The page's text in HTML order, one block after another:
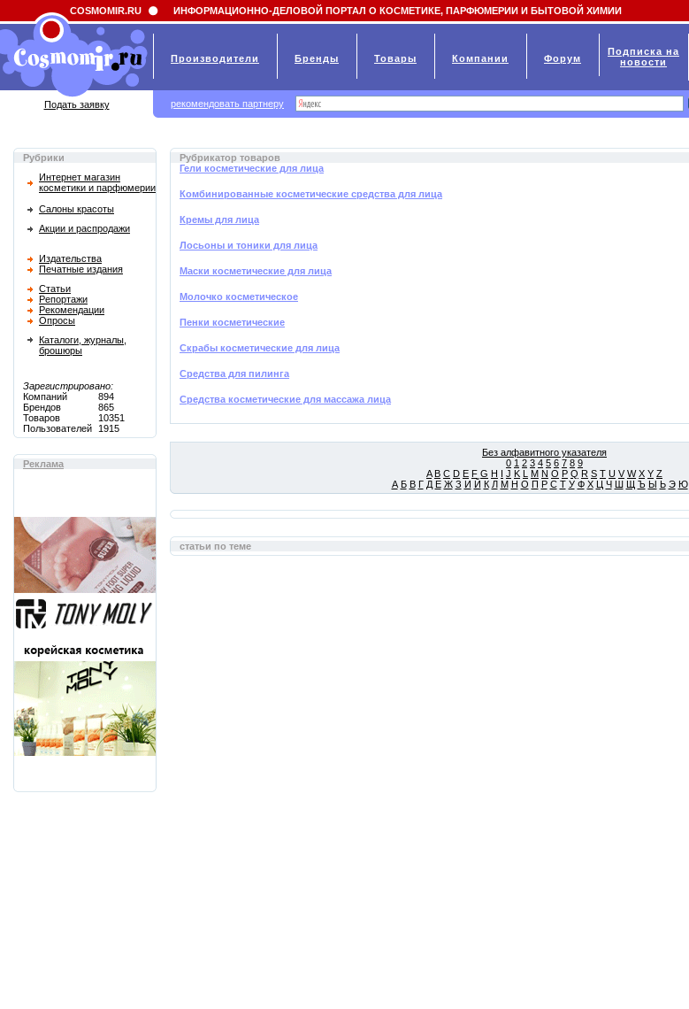
Field 'news_title' doesn't have a default value
Рубрики
Интернет магазин
косметики и парфюмерии
Салоны красоты
Акции и распродажи
Издательства
Печатные издания
Статьи
Репортажи
Рекомендации
Опросы
Каталоги, журналы,
брошюры
Зарегистрировано:
Компаний
894
Брендов
865
Товаров
10351
Пользователей
1915
Реклама
Рубрикатор товаров
Гели косметические для лица
Комбинированные косметические средства для лица
Кремы для лица
Лосьоны и тоники для лица
Маски косметические для лица
Молочко косметическое
Пенки косметические
Скрабы косметические для лица
Средства для пилинга
Средства косметические для массажа лица
Без алфавитного указателя
0 1 2 3 4 5 6 7 8 9
A B C D E F G H I J K L M N O P Q R S T U V W X Y Z
А Б В Г Д Е Ж З И Й К Л М Н О П Р С Т У Ф Х Ц Ч Ш Щ Ъ Ы Ь Э Ю
статьи по теме
COSMOMIR.RU ИНФОРМАЦИОННО-ДЕЛОВОЙ ПОРТАЛ О КОСМЕТИКЕ, ПАРФЮМЕРИИ И БЫТОВОЙ ХИМИИ
Производители Бренды Товары Компании Форум
Подписка на
новости
Подать заявку рекомендовать партнеру